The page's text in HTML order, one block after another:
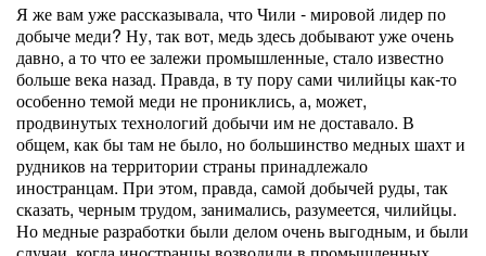
Я же вам уже рассказывала, что Чили - мировой лидер по
добыче меди? Ну, так вот, медь здесь добывают уже очень
давно, а то что ее залежи промышленные, стало известно
больше века назад. Правда, в ту пору сами чилийцы как-то
особенно темой меди не прониклись, а, может,
продвинутых технологий добычи им не доставало. В
общем, как бы там не было, но большинство медных шахт и
рудников на территории страны принадлежало
иностранцам. При этом, правда, самой добычей руды, так
сказать, черным трудом, занимались, разумеется, чилийцы.
Но медные разработки были делом очень выгодным, и были